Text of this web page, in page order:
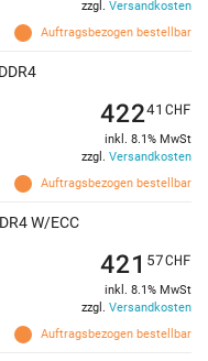
Auftragsbezogen bestellbar
zzgl. Versandkosten
Auftragsbezogen bestellbar
42241 CHF
inkl. 8.1% MwSt
zzgl. Versandkosten
W/ECC
Auftragsbezogen bestellbar
421 57CHF
inkl. 8.1% MwSt
zzgl. Versandkosten